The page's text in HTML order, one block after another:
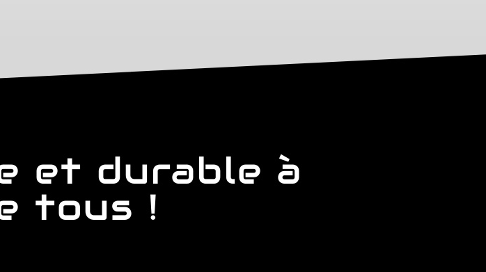
et durable à
tous !